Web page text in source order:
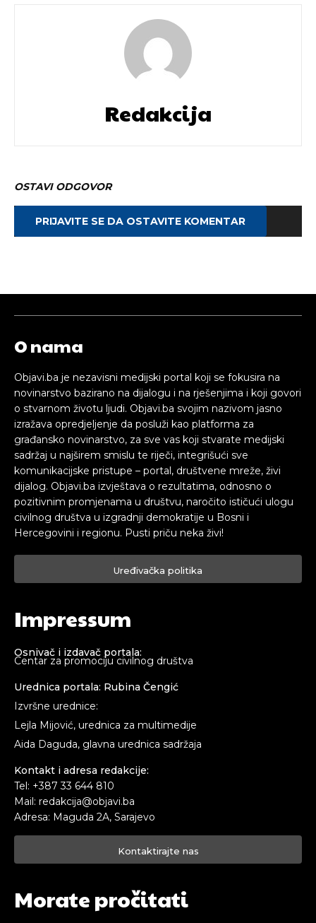
Redakcija
OSTAVI ODGOVOR
PRIJAVITE SE DA OSTAVITE KOMENTAR
O nama
Objavi.ba je nezavisni medijski portal koji se fokusira na
novinarstvo bazirano na dijalogu i na rješenjima i koji govori
o stvarnom životu ljudi. Objavi.ba svojim nazivom jasno
izražava opredjeljenje da posluži kao platforma za
građansko novinarstvo, za sve vas koji stvarate medijski
sadržaj u najširem smislu te riječi, integrišući sve
komunikacijske pristupe – portal, društvene mreže, živi
dijalog. Objavi.ba izvještava o rezultatima, odnosno o
pozitivnim promjenama u društvu, naročito ističući ulogu
civilnog društva u izgradnji demokratije u Bosni i
Hercegovini i regionu. Pusti priču neka živi!
Uređivačka politika
Impressum
Osnivač i izdavač portala:
Centar za promociju civilnog društva
Urednica portala: Rubina Čengić
Izvršne urednice:
Lejla Mijović, urednica za multimedije
Aida Daguda, glavna urednica sadržaja
Kontakt i adresa redakcije:
Tel: +387 33 644 810
Mail: redakcija@objavi.ba
Adresa: Maguda 2A, Sarajevo
Kontaktirajte nas
Morate pročitati